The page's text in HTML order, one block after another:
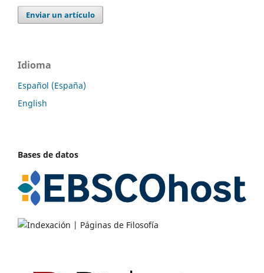
Enviar un artículo
Idioma
Español (España)
English
Bases de datos